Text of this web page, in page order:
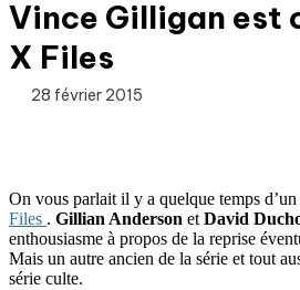
Vince Gilligan est
X Files
28 février 2015
On vous parlait il y a quelque temps d’un
Files . Gillian Anderson et David
enthousiasme à propos de la reprise
Mais un autre ancien de la série et tout
série culte.